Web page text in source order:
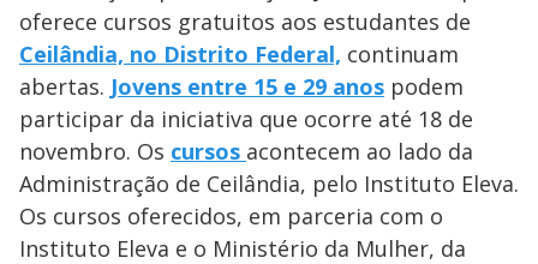
oferece cursos gratuitos aos estudantes de
Ceilândia, no Distrito Federal, continuam
abertas. Jovens entre 15 e 29 anos podem
participar da iniciativa que ocorre até 18 de
novembro. Os cursos acontecem ao lado da
Administração de Ceilândia, pelo Instituto Eleva.
Os cursos oferecidos, em parceria com o
Instituto Eleva e o Ministério da Mulher, da